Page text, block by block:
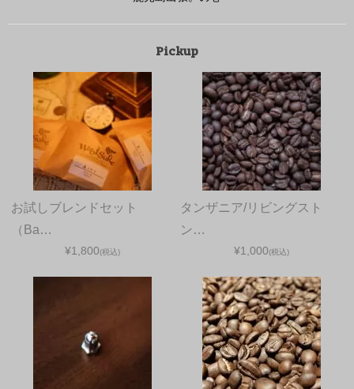
Pickup
お試しブレンドセット
（Ba…
¥1,800(税込)
タンザニア/リビングスト
ン…
¥1,000(税込)